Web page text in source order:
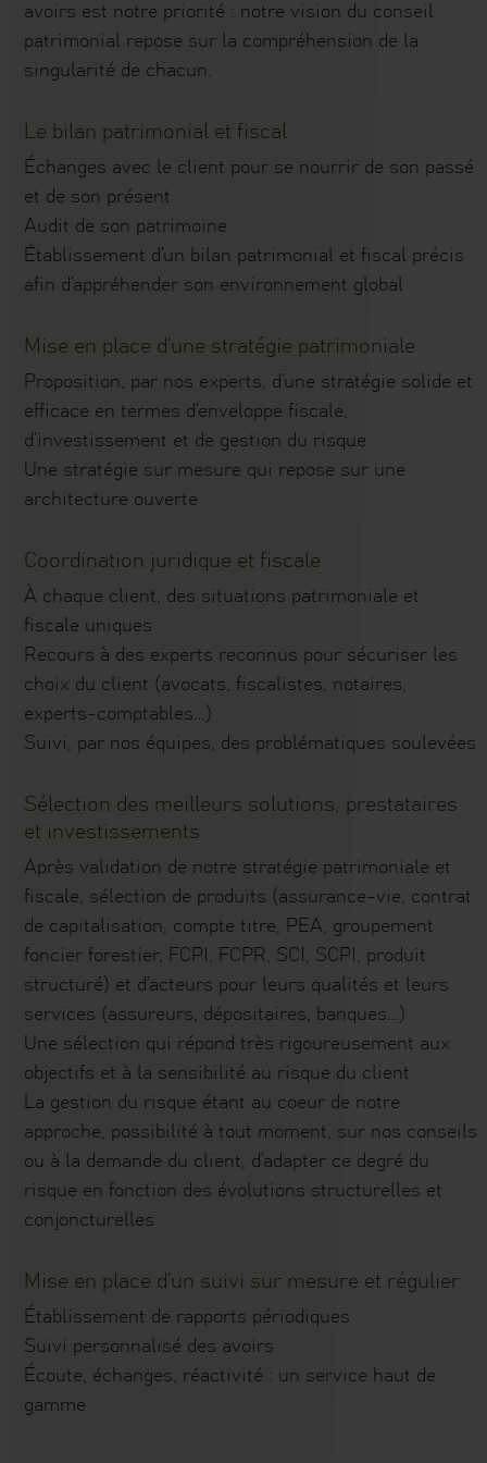
avoirs est notre priorité : notre vision du conseil
patrimonial repose sur la compréhension de la
singularité de chacun.
Le bilan patrimonial et fiscal
Échanges avec le client pour se nourrir de son passé
et de son présent
Audit de son patrimoine
Établissement d’un bilan patrimonial et fiscal précis
afin d’appréhender son environnement global
Mise en place d’une stratégie patrimoniale
Proposition, par nos experts, d’une stratégie solide et
efficace en termes d’enveloppe fiscale,
d’investissement et de gestion du risque
Une stratégie sur mesure qui repose sur une
architecture ouverte
Coordination juridique et fiscale
À chaque client, des situations patrimoniale et
fiscale uniques
Recours à des experts reconnus pour sécuriser les
choix du client (avocats, fiscalistes, notaires,
experts-comptables…)
Suivi, par nos équipes, des problématiques soulevées
Sélection des meilleurs solutions, prestataires
et investissements
Après validation de notre stratégie patrimoniale et
fiscale, sélection de produits (assurance-vie, contrat
de capitalisation, compte titre, PEA, groupement
foncier forestier, FCPI, FCPR, SCI, SCPI, produit
structuré) et d’acteurs pour leurs qualités et leurs
services (assureurs, dépositaires, banques…)
Une sélection qui répond très rigoureusement aux
objectifs et à la sensibilité au risque du client
La gestion du risque étant au coeur de notre
approche, possibilité à tout moment, sur nos conseils
ou à la demande du client, d’adapter ce degré du
risque en fonction des évolutions structurelles et
conjoncturelles
Mise en place d’un suivi sur mesure et régulier
Établissement de rapports périodiques
Suivi personnalisé des avoirs
Écoute, échanges, réactivité : un service haut de
gamme